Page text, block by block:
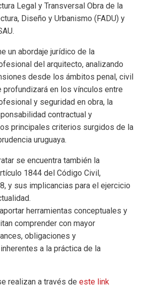
Legal y Transversal Obra de la
Diseño y Urbanismo (FADU) y
un abordaje jurídico de la
del arquitecto, analizando
desde los ámbitos penal, civil
profundizará en los vínculos entre
y seguridad en obra, la
contractual y
principales criterios surgidos de la
uruguaya.
se encuentra también la
1844 del Código Civil,
y sus implicancias para el ejercicio
herramientas conceptuales y
comprender con mayor
obligaciones y
a la práctica de la
realizan a través deeste link